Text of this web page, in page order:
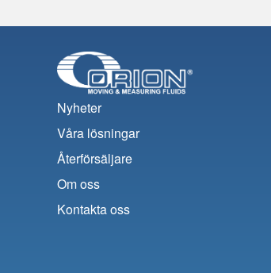
Nyheter
Våra lösningar
Återförsäljare
Om oss
Kontakta oss